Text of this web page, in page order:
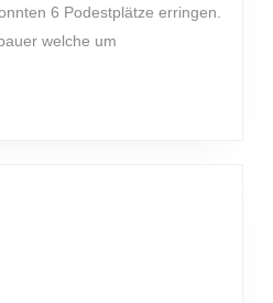
6 Podestplätze erringen.
welche um